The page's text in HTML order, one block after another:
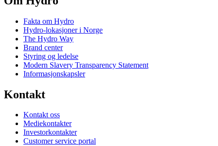
Fakta om Hydro
Hydro-lokasjoner i Norge
The Hydro Way
Brand center
Styring og ledelse
Modern Slavery Transparency Statement
Informasjonskapsler
Kontakt
Kontakt oss
Mediekontakter
Investorkontakter
Customer service portal